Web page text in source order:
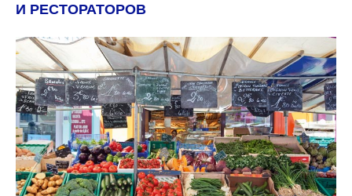
И РЕСТОРАТОРОВ